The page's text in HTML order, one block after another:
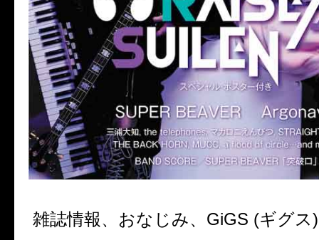
雑誌情報、おなじみ、GiGS (ギグス